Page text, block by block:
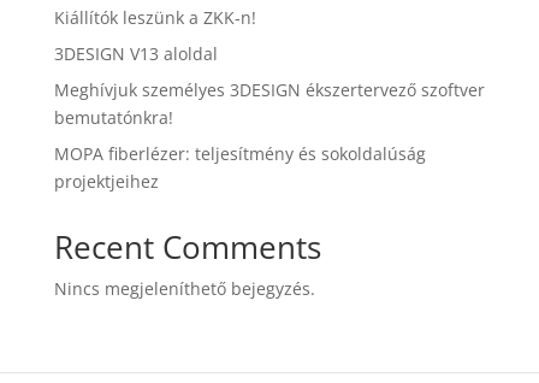
Kiállítók leszünk a ZKK-n!
3DESIGN V13 aloldal
Meghívjuk személyes 3DESIGN ékszertervező szoftver
bemutatónkra!
MOPA fiberlézer: teljesítmény és sokoldalúság
projektjeihez
Recent Comments
Nincs megjeleníthető bejegyzés.